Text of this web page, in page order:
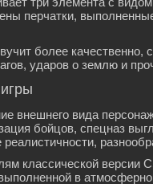
перчатки,
более качественно,
ударов о землю и
внешнего вида
бойцов, спецназ
классической версии
в